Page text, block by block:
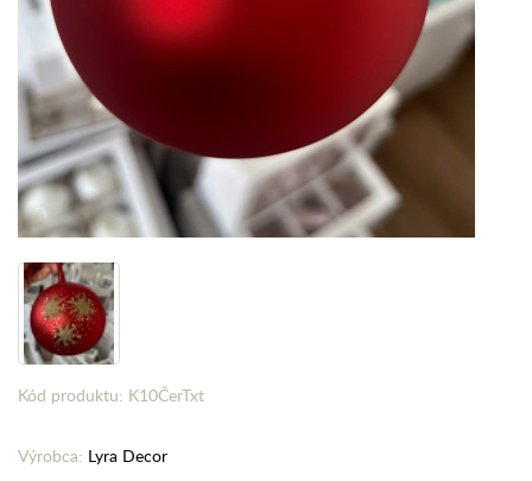
Kód produktu: K10ČerTxt
Výrobca: Lyra Decor